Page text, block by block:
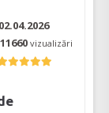
02.04.2026
11660 vizualizări